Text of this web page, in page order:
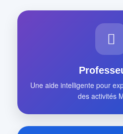
Une aide intelligente pour
des activités